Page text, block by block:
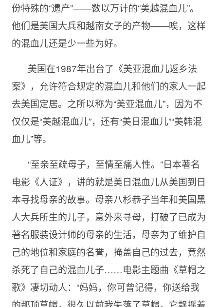
份特殊的“遗产”——数以万计的“美越混血儿”。
他们是美国大兵和越南女子的产物——唉，这样
的混血儿还是少一些为好。
美国在1987年出台了《美亚混血儿返乡法
案》，允许符合规定的混血儿和他们的家人一起
去美国定居。之所以称为“美亚混血儿”，因为不
仅仅是“美越混血儿”，还有“美日混血儿”“美韩混
血儿”等。
“至亲至疏母子，至情至痛人性。”日本著名
电影《人证》，讲的就是美日混血儿从美国到日
本寻找母亲的故事。母亲八杉恭子当年和美国黑
人大兵所生的儿子，意外来寻母，打破了已成为
著名服装设计师的母亲的生活，母亲为了维护自
己的地位和家庭的名誉，掩盖自己的过去，竟然
杀死了自己的混血儿子……电影主题曲《草帽之
歌》凄切动人：“妈妈，你可曾记得，你送给我
的那顶草帽，很久以前我失落了草帽，它飘摇着